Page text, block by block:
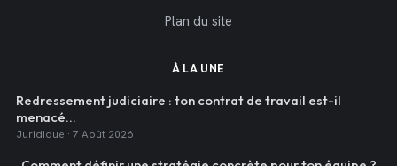
Plan du site
À LA UNE
Redressement judiciaire : ton contrat de travail est-il
menacé…
Juridique · 7 Août 2026